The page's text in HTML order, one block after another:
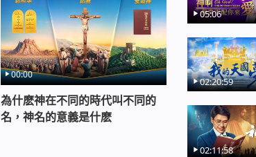
00:00
為什麽神在不同的時代叫不同的
名，神名的意義是什麽
05:06
02:20:59
02:11:58